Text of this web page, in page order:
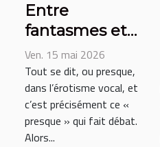
Entre
fantasmes et
respect : où
commence la
confidentialité
dans l’érotisme
vocal ?
Ven. 15 mai 2026
Tout se dit, ou presque,
dans l’érotisme vocal, et
c’est précisément ce «
presque » qui fait débat.
Alors...